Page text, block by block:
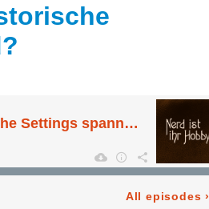
Wie machen wir historische Settings spannend?
All episodes ›